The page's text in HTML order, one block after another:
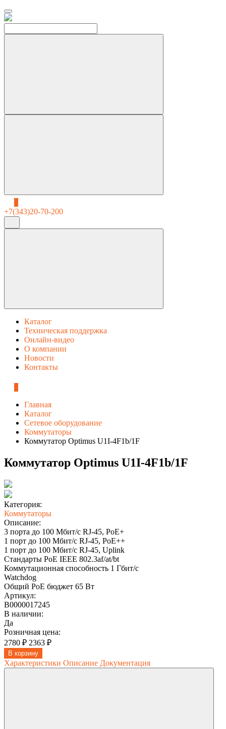
+7(343)20-70-200
Каталог
Техническая поддержка
Онлайн-видео
О компании
Новости
Контакты
Главная
Каталог
Сетевое оборудование
Коммутаторы
Коммутатор Optimus U1I-4F1b/1F
Коммутатор Optimus U1I-4F1b/1F
Категория:
Коммутаторы
Описание:
3 порта до 100 Мбит/с RJ-45, PoE+
1 порт до 100 Мбит/с RJ-45, PoE++
1 порт до 100 Мбит/с RJ-45, Uplink
Стандарты PoE IEEE 802.3af/at/bt
Коммутационная способность 1 Гбит/с
Watchdog
Общий PoE бюджет 65 Вт
Артикул:
В0000017245
В наличии:
Да
Розничная цена:
2780 ₽ 2363 ₽
В корзину
Характеристики Описание Документация